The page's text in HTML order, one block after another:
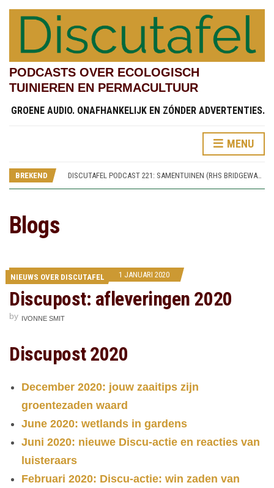
PODCASTS OVER ECOLOGISCH
TUINIEREN EN PERMACULTUUR
GROENE AUDIO. ONAFHANKELIJK EN ZÓNDER ADVERTENTIES.
MENU
BREKEND
DISCUTAFEL PODCAST 221: SAMENTUINEN (RHS BRIDGEWATER 6)
DISCUTAFEL PODCAST 220: SPOREN VAN WORSLEY NEW HALL (RHS BRIDGEWATER 5)
Blogs
NIEUWS OVER DISCUTAFEL 1 JANUARI 2020
Discupost: afleveringen 2020
by IVONNE SMIT
Discupost 2020
December 2020: jouw zaaitips zijn
groentezaden waard
June 2020: wetlands in gardens
Juni 2020: nieuwe Discu-actie en reacties van
luisteraars
Februari 2020: Discu-actie: win zaden van